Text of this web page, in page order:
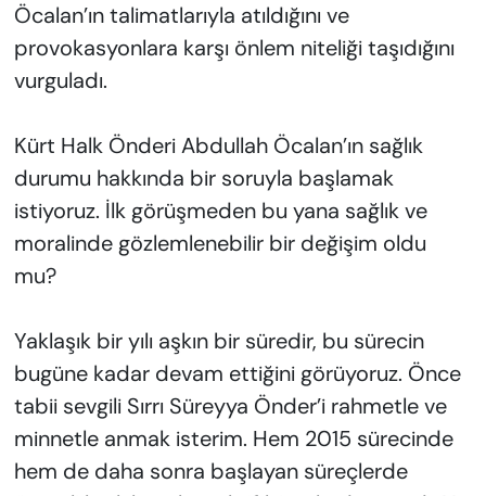
Öcalan’ın talimatlarıyla atıldığını ve
provokasyonlara karşı önlem niteliği taşıdığını
vurguladı.
Kürt Halk Önderi Abdullah Öcalan’ın sağlık
durumu hakkında bir soruyla başlamak
istiyoruz. İlk görüşmeden bu yana sağlık ve
moralinde gözlemlenebilir bir değişim oldu
mu?
Yaklaşık bir yılı aşkın bir süredir, bu sürecin
bugüne kadar devam ettiğini görüyoruz. Önce
tabii sevgili Sırrı Süreyya Önder’i rahmetle ve
minnetle anmak isterim. Hem 2015 sürecinde
hem de daha sonra başlayan süreçlerde